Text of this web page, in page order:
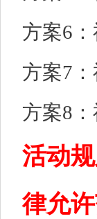
方案6：
方案7
方案8
活动
律允